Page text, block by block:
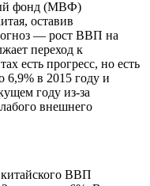
фонд (МВФ)
оставив
— рост ВВП на
переход к
есть прогресс, но есть
6,9% в 2015 году и
году из-за
внешнего
ВВП